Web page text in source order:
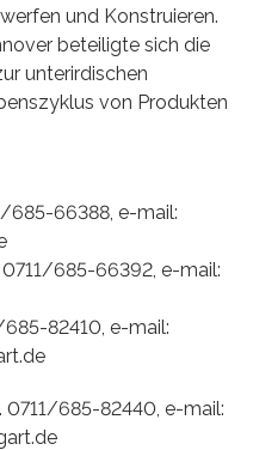
und Konstruieren.
beteiligte sich die
unterirdischen
von Produkten
685-66388, e-mail:
0711/685-66392, e-mail:
685-82410, e-mail:
0711/685-82440, e-mail: